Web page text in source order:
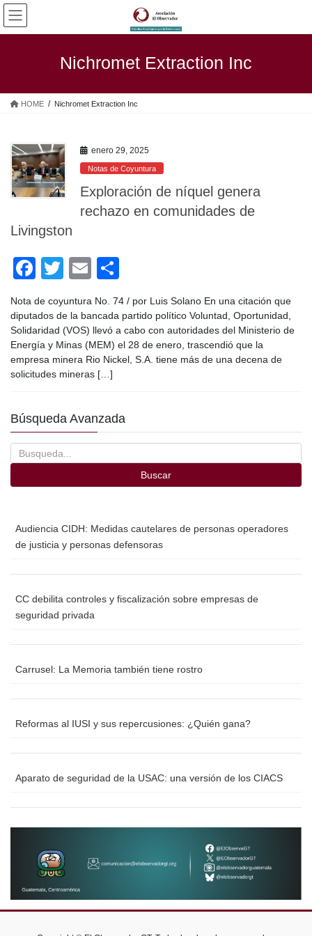
Saltar
contenido
Saltar
la
Nichromet Extraction Inc
HOME Nichromet Extraction Inc
enero 29, 2025
Notas de Coyuntura
Exploración de níquel genera
rechazo en comunidades de
Livingston
F
a
c
e
b
o
k
T
tt
er
E
m
ail
o
m
p
ar
Nota de coyuntura No. 74 / por Luis Solano En una citación que
diputados de la bancada partido político Voluntad, Oportunidad,
Solidaridad (VOS) llevó a cabo con autoridades del Ministerio de
Energía y Minas (MEM) el 28 de enero, trascendió que la
empresa minera Rio Nickel, S.A. tiene más de una decena de
solicitudes mineras […]
Búsqueda Avanzada
Buscar
Audiencia CIDH: Medidas cautelares de personas operadores
de justicia y personas defensoras
CC debilita controles y fiscalización sobre empresas de
seguridad privada
Carrusel: La Memoria también tiene rostro
Reformas al IUSI y sus repercusiones: ¿Quién gana?
Aparato de seguridad de la USAC: una versión de los CIACS